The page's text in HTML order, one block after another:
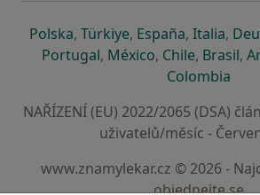
Polskase otevře v nové záložce
, Türkiyese otevře v nové
, Españase otevře
, Italiase
,
Portugalse otevře v nové
, Méxicose otevře v
, Chilese otevře
, Brasilse
,
Colombia
NAŘÍZENÍ (EU) 2022/2065 (DSA)
uživatelů/měsíc -
www.znamylekar.cz © 2026 -
objednejte se